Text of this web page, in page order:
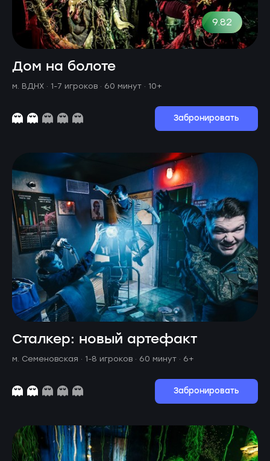
9.82
Дом на болоте
м. ВДНХ · 1-7 игроков · 60 минут · 10+
Забронировать
Сталкер: новый артефакт
м. Семеновская · 1-8 игроков · 60 минут · 6+
Забронировать